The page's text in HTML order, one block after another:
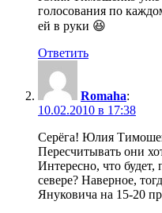
голосования по
ей в руки 😆
Ответить
Romaha:
10.02.2010 в 17:38
Серёга! Юлия
Пересчитывать они
Интересно, что будет,
севере? Наверное,
Януковича на 15-20